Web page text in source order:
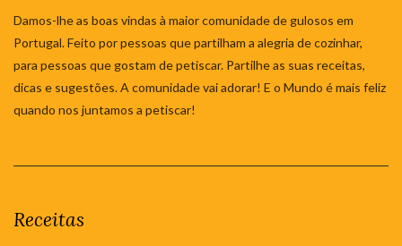
Damos-lhe as boas vindas à maior comunidade de gulosos em
Portugal. Feito por pessoas que partilham a alegria de cozinhar,
para pessoas que gostam de petiscar. Partilhe as suas receitas,
dicas e sugestões. A comunidade vai adorar! E o Mundo é mais feliz
quando nos juntamos a petiscar!
Receitas